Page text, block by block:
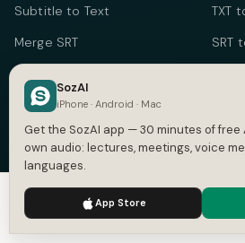
Subtitle to Text
Merge SRT
TXT
SRT
TEXT & TIME
Word Counter
Speech Time Calculator
Social Media Counter
Meeting Cost Calculator
We use cookies to enhance your experience.
SozAI
iPhone · Android · Mac
Get the SozAI app — 30 minutes of
own audio: lectures, meetings, voice
languages.
App Store